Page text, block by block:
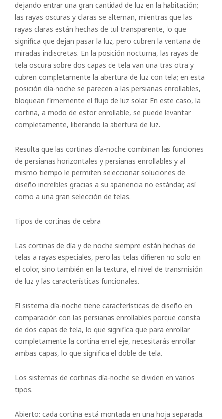
dejando entrar una gran cantidad de luz en la habitación;
las rayas oscuras y claras se alternan, mientras que las
rayas claras están hechas de tul transparente, lo que
significa que dejan pasar la luz, pero cubren la ventana de
miradas indiscretas. En la posición nocturna, las rayas de
tela oscura sobre dos capas de tela van una tras otra y
cubren completamente la abertura de luz con tela; en esta
posición día-noche se parecen a las persianas enrollables,
bloquean firmemente el flujo de luz solar. En este caso, la
cortina, a modo de estor enrollable, se puede levantar
completamente, liberando la abertura de luz.
Resulta que las cortinas día-noche combinan las funciones
de persianas horizontales y persianas enrollables y al
mismo tiempo le permiten seleccionar soluciones de
diseño increíbles gracias a su apariencia no estándar, así
como a una gran selección de telas.
Tipos de cortinas de cebra
Las cortinas de día y de noche siempre están hechas de
telas a rayas especiales, pero las telas difieren no solo en
el color, sino también en la textura, el nivel de transmisión
de luz y las características funcionales.
El sistema día-noche tiene características de diseño en
comparación con las persianas enrollables porque consta
de dos capas de tela, lo que significa que para enrollar
completamente la cortina en el eje, necesitarás enrollar
ambas capas, lo que significa el doble de tela.
Los sistemas de cortinas día-noche se dividen en varios
tipos.
Abierto: cada cortina está montada en una hoja separada.